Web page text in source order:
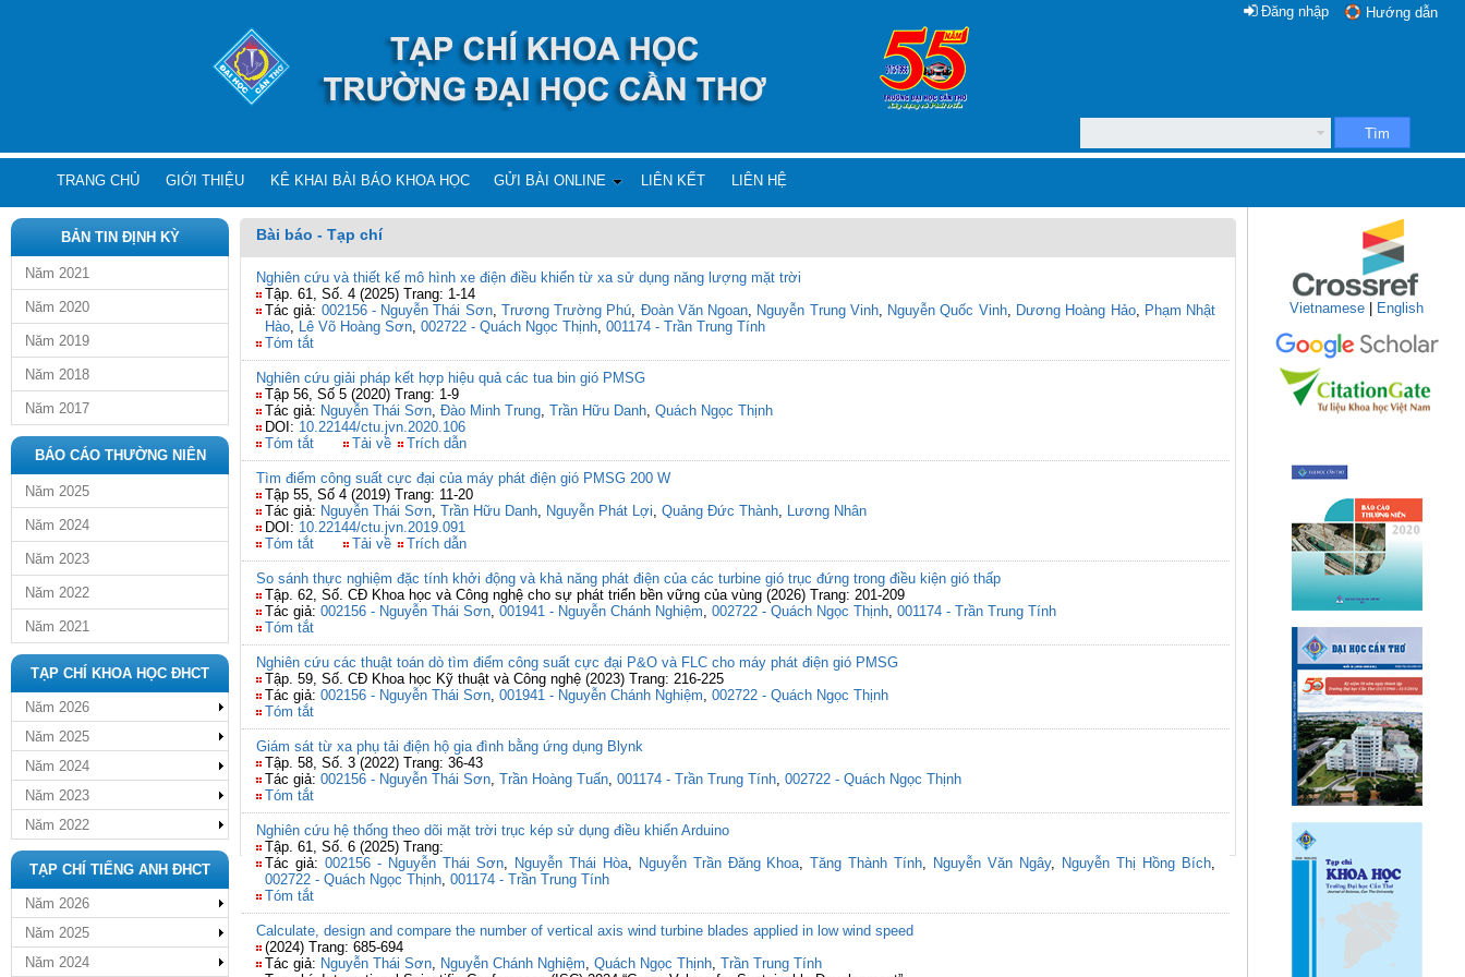
Hướng dẫn
Đăng nhập
Tìm
TRANG CHỦ GIỚI THIỆU KÊ KHAI BÀI BÁO KHOA HỌC GỬI BÀI ONLINE LIÊN KẾT LIÊN HỆ
BẢN TIN ĐỊNH KỲ
Năm 2021
Năm 2020
Năm 2019
Năm 2018
Năm 2017
BÁO CÁO THƯỜNG NIÊN
Năm 2025
Năm 2024
Năm 2023
Năm 2022
Năm 2021
TẠP CHÍ KHOA HỌC ĐHCT
Năm 2026
Năm 2025
Năm 2024
Năm 2023
Năm 2022
TẠP CHÍ TIẾNG ANH ĐHCT
Năm 2026
Năm 2025
Năm 2024
Bài báo - Tạp chí
Nghiên cứu và thiết kế mô hình xe điện điều khiển từ xa sử dụng năng lượng mặt trời
Tập. 61, Số. 4 (2025) Trang: 1-14
Tác giả: 002156 - Nguyễn Thái Sơn, Trương Trường Phú, Đoàn Văn Ngoan, Nguyễn Trung Vinh, Nguyễn Quốc Vinh, Dương Hoàng Hảo, Phạm Nhật
Hào, Lê Võ Hoàng Sơn, 002722 - Quách Ngọc Thịnh, 001174 - Trần Trung Tính
Tóm tắt
Nghiên cứu giải pháp kết hợp hiệu quả các tua bin gió PMSG
Tập 56, Số 5 (2020) Trang: 1-9
Tác giả: Nguyễn Thái Sơn, Đào Minh Trung, Trần Hữu Danh, Quách Ngọc Thịnh
DOI: 10.22144/ctu.jvn.2020.106
Tóm tắt
Tải về Trích dẫn
Tìm điểm công suất cực đại của máy phát điện gió PMSG 200 W
Tập 55, Số 4 (2019) Trang: 11-20
Tác giả: Nguyễn Thái Sơn, Trần Hữu Danh, Nguyễn Phát Lợi, Quảng Đức Thành, Lương Nhân
DOI: 10.22144/ctu.jvn.2019.091
Tóm tắt
Tải về Trích dẫn
So sánh thực nghiệm đặc tính khởi động và khả năng phát điện của các turbine gió trục đứng trong điều kiện gió thấp
Tập. 62, Số. CĐ Khoa học và Công nghệ cho sự phát triển bền vững của vùng (2026) Trang: 201-209
Tác giả: 002156 - Nguyễn Thái Sơn, 001941 - Nguyễn Chánh Nghiệm, 002722 - Quách Ngọc Thịnh, 001174 - Trần Trung Tính
Tóm tắt
Nghiên cứu các thuật toán dò tìm điểm công suất cực đại P&O và FLC cho máy phát điện gió PMSG
Tập. 59, Số. CĐ Khoa học Kỹ thuật và Công nghệ (2023) Trang: 216-225
Tác giả: 002156 - Nguyễn Thái Sơn, 001941 - Nguyễn Chánh Nghiệm, 002722 - Quách Ngọc Thịnh
Tóm tắt
Giám sát từ xa phụ tải điện hộ gia đình bằng ứng dụng Blynk
Tập. 58, Số. 3 (2022) Trang: 36-43
Tác giả: 002156 - Nguyễn Thái Sơn, Trần Hoàng Tuấn, 001174 - Trần Trung Tính, 002722 - Quách Ngọc Thịnh
Tóm tắt
Nghiên cứu hệ thống theo dõi mặt trời trục kép sử dụng điều khiển Arduino
Tập. 61, Số. 6 (2025) Trang:
Tác giả: 002156 - Nguyễn Thái Sơn, Nguyễn Thái Hòa, Nguyễn Trần Đăng Khoa,Tăng Thành Tính, Nguyễn Văn Ngây, Nguyễn Thị Hồng Bích,
002722 - Quách Ngọc Thịnh, 001174 - Trần Trung Tính
Tóm tắt
Calculate, design and compare the number of vertical axis wind turbine blades applied in low wind speed
(2024) Trang: 685-694
Tác giả: Nguyễn Thái Sơn, Nguyễn Chánh Nghiệm, Quách Ngọc Thịnh, Trần Trung Tính
Vietnamese English